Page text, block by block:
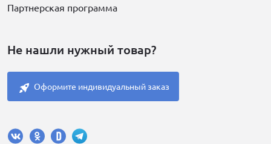
Партнерская программа
Не нашли нужный товар?
Оформите индивидуальный заказ